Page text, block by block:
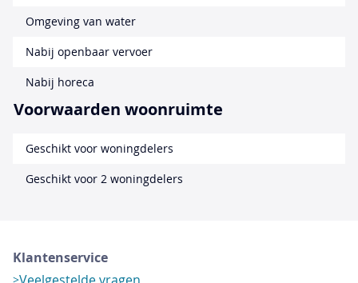
Omgeving van water
Nabij openbaar vervoer
Nabij horeca
Voorwaarden woonruimte
Geschikt voor woningdelers
Geschikt voor 2 woningdelers
Klantenservice